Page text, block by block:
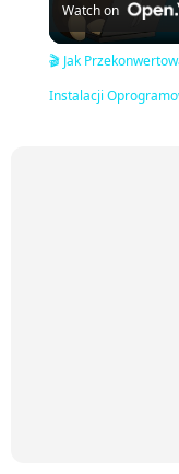
Watch on
🎬 Jak
Instalacji